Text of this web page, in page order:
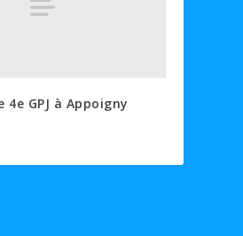
4e GPJ à Appoigny